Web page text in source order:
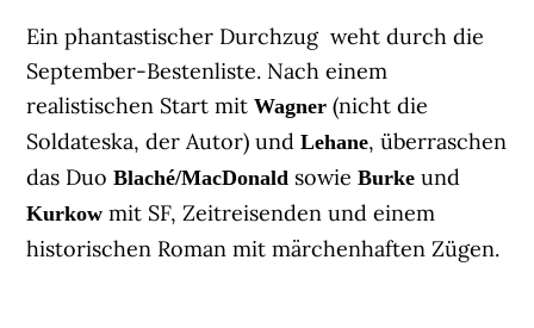
Ein phantastischer Durchzug weht durch die
September-Bestenliste. Nach einem
realistischen Start mitWagner (nicht die
Soldateska, der Autor) undLehane, überraschen
das DuoBlaché/MacDonald sowieBurke und
Kurkow mit SF, Zeitreisenden und einem
historischen Roman mit märchenhaften Zügen.